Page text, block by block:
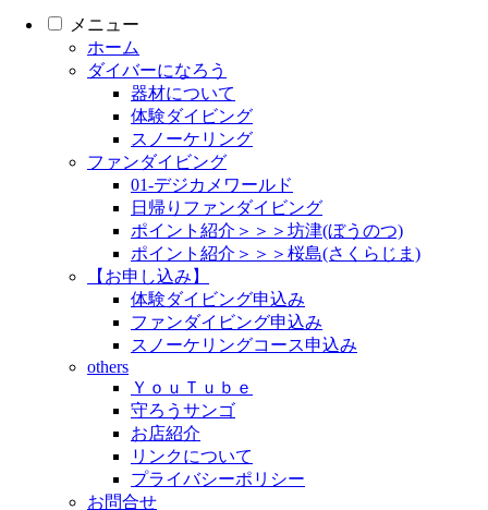
メニュー
ホーム
ダイバーになろう
器材について
体験ダイビング
スノーケリング
ファンダイビング
01-デジカメワールド
日帰りファンダイビング
ポイント紹介＞＞＞坊津(ぼうのつ)
ポイント紹介＞＞＞桜島(さくらじま)
【お申し込み】
体験ダイビング申込み
ファンダイビング申込み
スノーケリングコース申込み
others
ＹｏｕＴｕｂｅ
守ろうサンゴ
お店紹介
リンクについて
プライバシーポリシー
お問合せ